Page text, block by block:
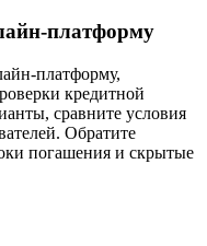
платформу
платформу,
кредитной
сравните условия
Обратите
погашения и скрытые